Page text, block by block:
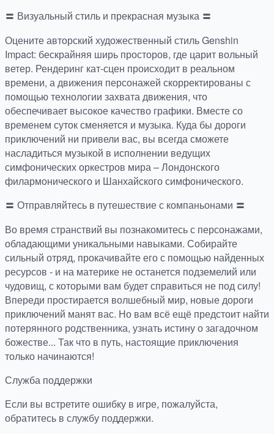
〓 Визуальный стиль и прекрасная музыка 〓
Оцените авторский художественный стиль Genshin
Impact: бескрайняя ширь просторов, где царит вольный
ветер. Рендеринг кат-сцен происходит в реальном
времени, а движения персонажей скорректированы с
помощью технологии захвата движения, что
обеспечивает высокое качество графики. Вместе со
временем суток сменяется и музыка. Куда бы дороги
приключений ни привели вас, вы всегда сможете
насладиться музыкой в исполнении ведущих
симфонических оркестров мира – Лондонского
филармонического и Шанхайского симфонического.
〓 Отправляйтесь в путешествие с компаньонами 〓
Во время странствий вы познакомитесь с персонажами,
обладающими уникальными навыками. Собирайте
сильный отряд, прокачивайте его с помощью найденных
ресурсов - и на материке не останется подземелий или
чудовищ, с которыми вам будет справиться не под силу!
Впереди простирается волшебный мир, новые дороги
приключений манят вас. Но вам всё ещё предстоит найти
потерянного родственника, узнать истину о загадочном
божестве... Так что в путь, настоящие приключения
только начинаются!
Служба поддержки
Если вы встретите ошибку в игре, пожалуйста,
обратитесь в службу поддержки.